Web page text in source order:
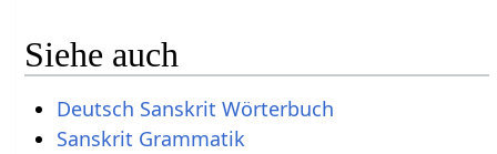
Siehe auch
Deutsch Sanskrit Wörterbuch
Sanskrit Grammatik